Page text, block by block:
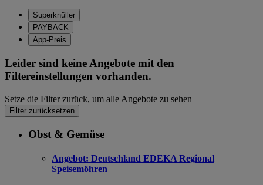
Superknüller
PAYBACK
App-Preis
Leider sind keine Angebote mit den
Filtereinstellungen vorhanden.
Setze die Filter zurück, um alle Angebote zu sehen
Filter zurücksetzen
Obst & Gemüse
Angebot: Deutschland EDEKA Regional
Speisemöhren